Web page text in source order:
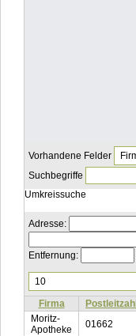
Vorhandene Felder
Suchbegriffe
Umkreissuche
Adresse:
Entfernung:
Ergebnisse
pro
SeiteFirma Postleitzahl
Moritz-
Apotheke
01662